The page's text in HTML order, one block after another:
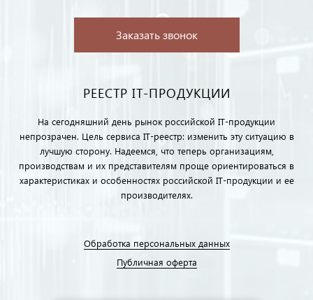
Заказать звонок
РЕЕСТР IT-ПРОДУКЦИИ
На сегодняшний день рынок российской IT-продукции
непрозрачен. Цель сервиса IT-реестр: изменить эту ситуацию в
лучшую сторону. Надеемся, что теперь организациям,
производствам и их представителям проще ориентироваться в
характеристиках и особенностях российской IT-продукции и ее
производителях.
Обработка персональных данных
Публичная оферта